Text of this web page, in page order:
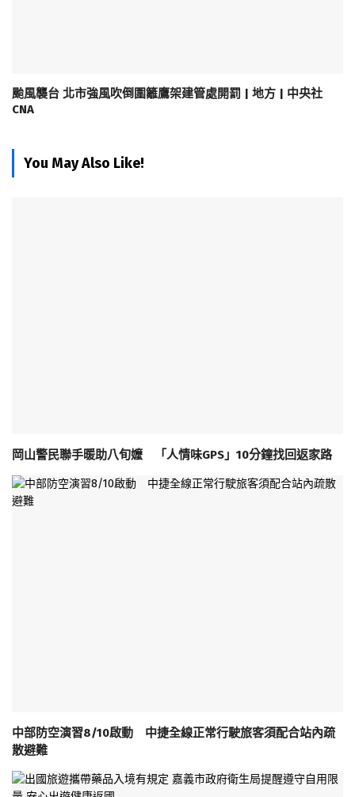
颱風襲台 北市強風吹倒圍籬鷹架建管處開罰 | 地方 | 中央社
CNA
You May Also Like!
岡山警民聯手暖助八旬嬤 「人情味GPS」10分鐘找回返家路
中部防空演習8/10啟動 中捷全線正常行駛旅客須配合站內疏
散避難